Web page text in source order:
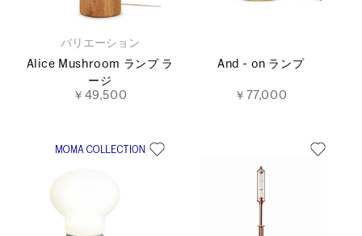
バリエーション
Alice Mushroom ランプ ラ
ージ
￥49,500
And - on ランプ
￥77,000